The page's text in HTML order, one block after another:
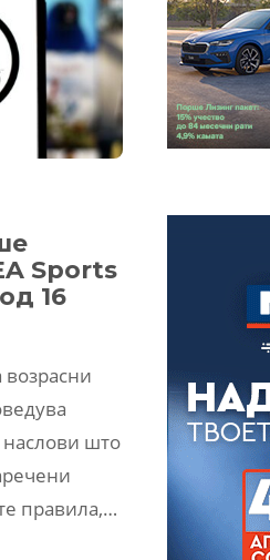
Sports
16
возрасни
што
правила,…